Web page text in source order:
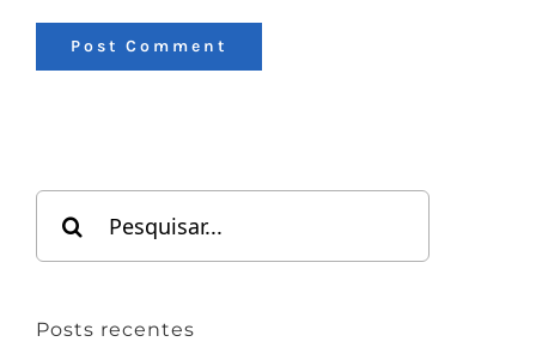
Search
for:
Posts recentes